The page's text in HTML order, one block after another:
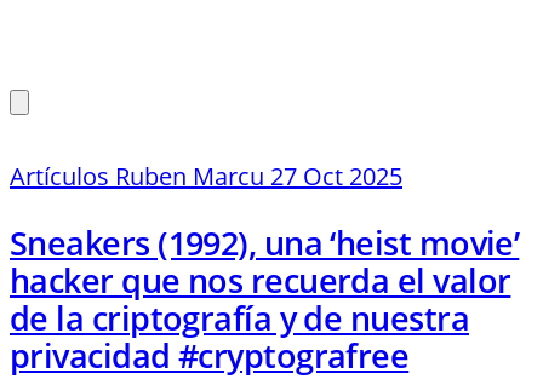
Artículos Ruben Marcu 27 Oct 2025
Sneakers (1992), una ‘heist movie’
hacker que nos recuerda el valor
de la criptografía y de nuestra
privacidad #cryptografree